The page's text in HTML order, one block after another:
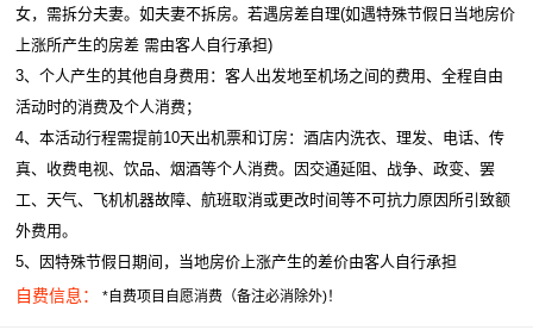
女，需拆分夫妻。如夫妻不拆房。若遇房差自理(如遇特殊节假日当地房价
上涨所产生的房差 需由客人自行承担)
3、个人产生的其他自身费用：客人出发地至机场之间的费用、全程自由
活动时的消费及个人消费；
4、本活动行程需提前10天出机票和订房：酒店内洗衣、理发、电话、传
真、收费电视、饮品、烟酒等个人消费。因交通延阻、战争、政变、罢
工、天气、飞机机器故障、航班取消或更改时间等不可抗力原因所引致额
外费用。
5、因特殊节假日期间，当地房价上涨产生的差价由客人自行承担
自费信息：
*自费项目自愿消费（备注必消除外)！